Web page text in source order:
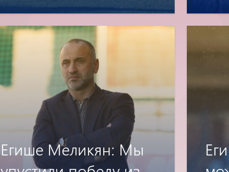
Егише Меликян: Мы